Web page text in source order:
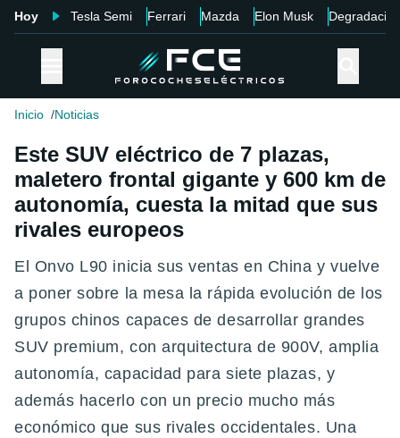
Hoy Tesla Semi Ferrari Mazda Elon Musk Degradación
Inicio Noticias
Este SUV eléctrico de 7 plazas,
maletero frontal gigante y 600 km de
autonomía, cuesta la mitad que sus
rivales europeos
El Onvo L90 inicia sus ventas en China y vuelve
a poner sobre la mesa la rápida evolución de los
grupos chinos capaces de desarrollar grandes
SUV premium, con arquitectura de 900V, amplia
autonomía, capacidad para siete plazas, y
además hacerlo con un precio mucho más
económico que sus rivales occidentales. Una